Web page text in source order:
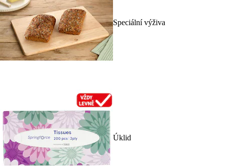
Speciální výživa
Úklid